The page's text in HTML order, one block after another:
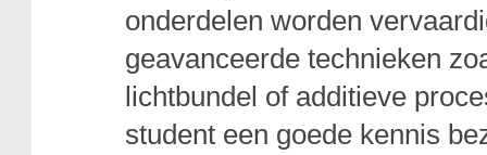
onderdelen worden
geavanceerde technieken
lichtbundel of additieve
student een goede kennis